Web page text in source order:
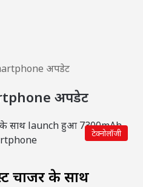
अपडेट
अपडेट
टेक्नोलॉजी
चार्जर के साथ